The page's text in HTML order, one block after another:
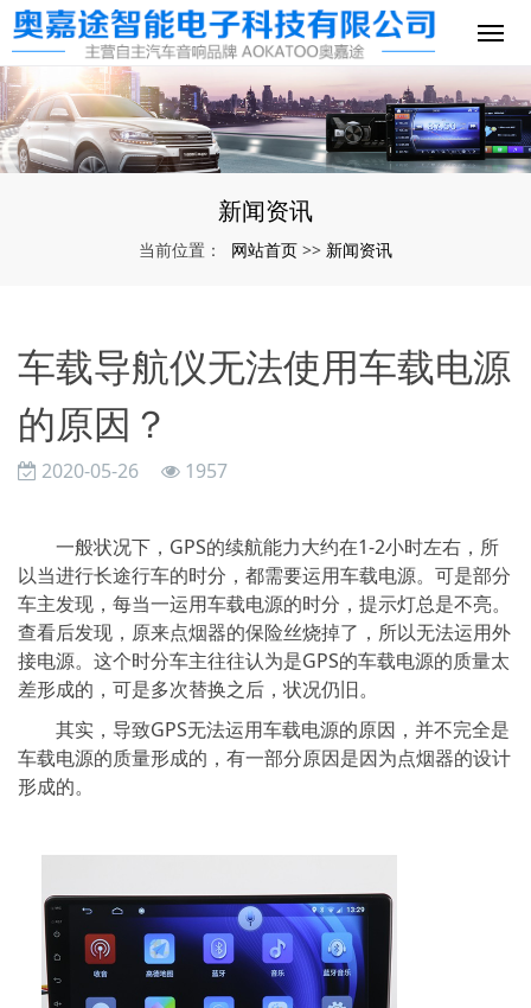
新闻资讯
当前位置： 网站首页 >> 新闻资讯
车载导航仪无法使用车载电源
的原因？
2020-05-26 1957
一般状况下，GPS的续航能力大约在1-2小时左右，所
以当进行长途行车的时分，都需要运用车载电源。可是部分
车主发现，每当一运用车载电源的时分，提示灯总是不亮。
查看后发现，原来点烟器的保险丝烧掉了，所以无法运用外
接电源。这个时分车主往往认为是GPS的车载电源的质量太
差形成的，可是多次替换之后，状况仍旧。
其实，导致GPS无法运用车载电源的原因，并不完全是
车载电源的质量形成的，有一部分原因是因为点烟器的设计
形成的。